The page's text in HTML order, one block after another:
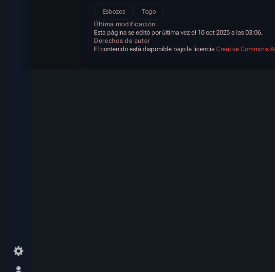
Esbozos
Togo
Última modificación
Esta página se editó por última vez el 10 oct 2025 a las 03:06.
Derechos de autor
El contenido está disponible bajo la licencia Creative Commons